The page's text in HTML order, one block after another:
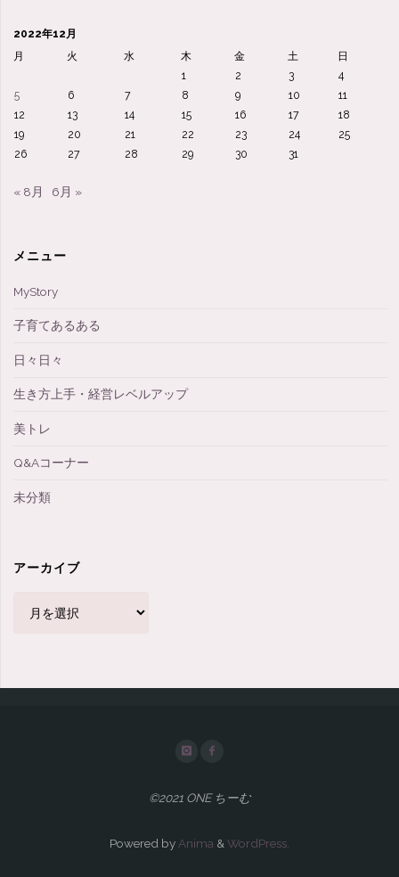
2022年12月
月
火 水 木 金 土
日
1
2 3
4
5
6 7 8 9 10
11
12
13 14 15 16 17
18
19
20 21 22 23 24
25
26
27 28 29 30 31
« 8月 6月 »
メニュー
MyStory
子育てあるある
日々日々
生き方上手・経営レベルアップ
美トレ
Q&Aコーナー
未分類
アーカイブ
ブ
©2021 ONE ちーむ
Powered byAnima &WordPress.